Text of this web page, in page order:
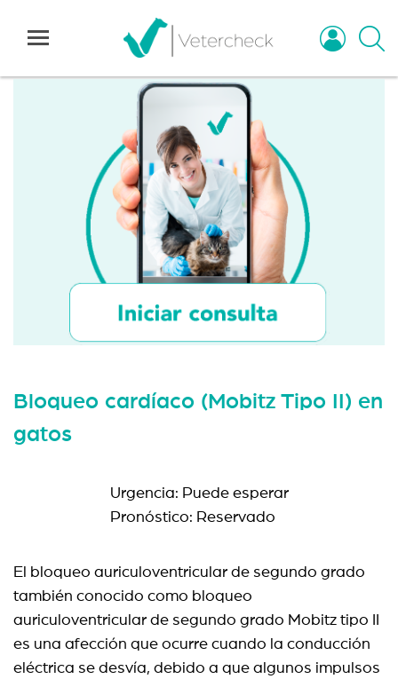
Bloqueo cardíaco (Mobitz Tipo II) en
gatos
Urgencia: Puede esperar
Pronóstico: Reservado
El bloqueo auriculoventricular de segundo grado
también conocido como bloqueo
auriculoventricular de segundo grado Mobitz tipo II
es una afección que ocurre cuando la conducción
eléctrica se desvía, debido a que algunos impulsos